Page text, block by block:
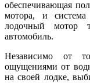
обеспечивающая
мотора, и
лодочный мотор
автомобиль.
Независимо от
ощущениями от
на своей лодке,